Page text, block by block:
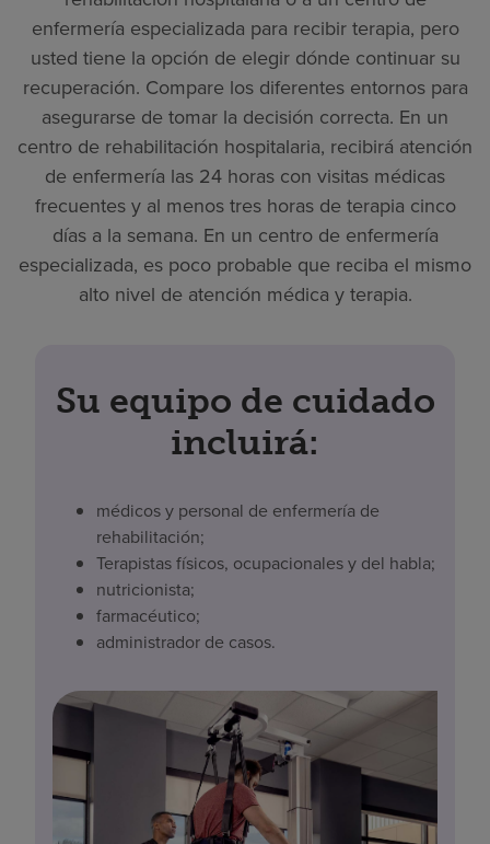
enfermería especializada para recibir terapia, pero
usted tiene la opción de elegir dónde continuar su
recuperación. Compare los diferentes entornos para
asegurarse de tomar la decisión correcta. En un
centro de rehabilitación hospitalaria, recibirá atención
de enfermería las 24 horas con visitas médicas
frecuentes y al menos tres horas de terapia cinco
días a la semana. En un centro de enfermería
especializada, es poco probable que reciba el mismo
alto nivel de atención médica y terapia.
Su equipo de cuidado
incluirá:
médicos y personal de enfermería de
rehabilitación;
Terapistas físicos, ocupacionales y del habla;
nutricionista;
farmacéutico;
administrador de casos.